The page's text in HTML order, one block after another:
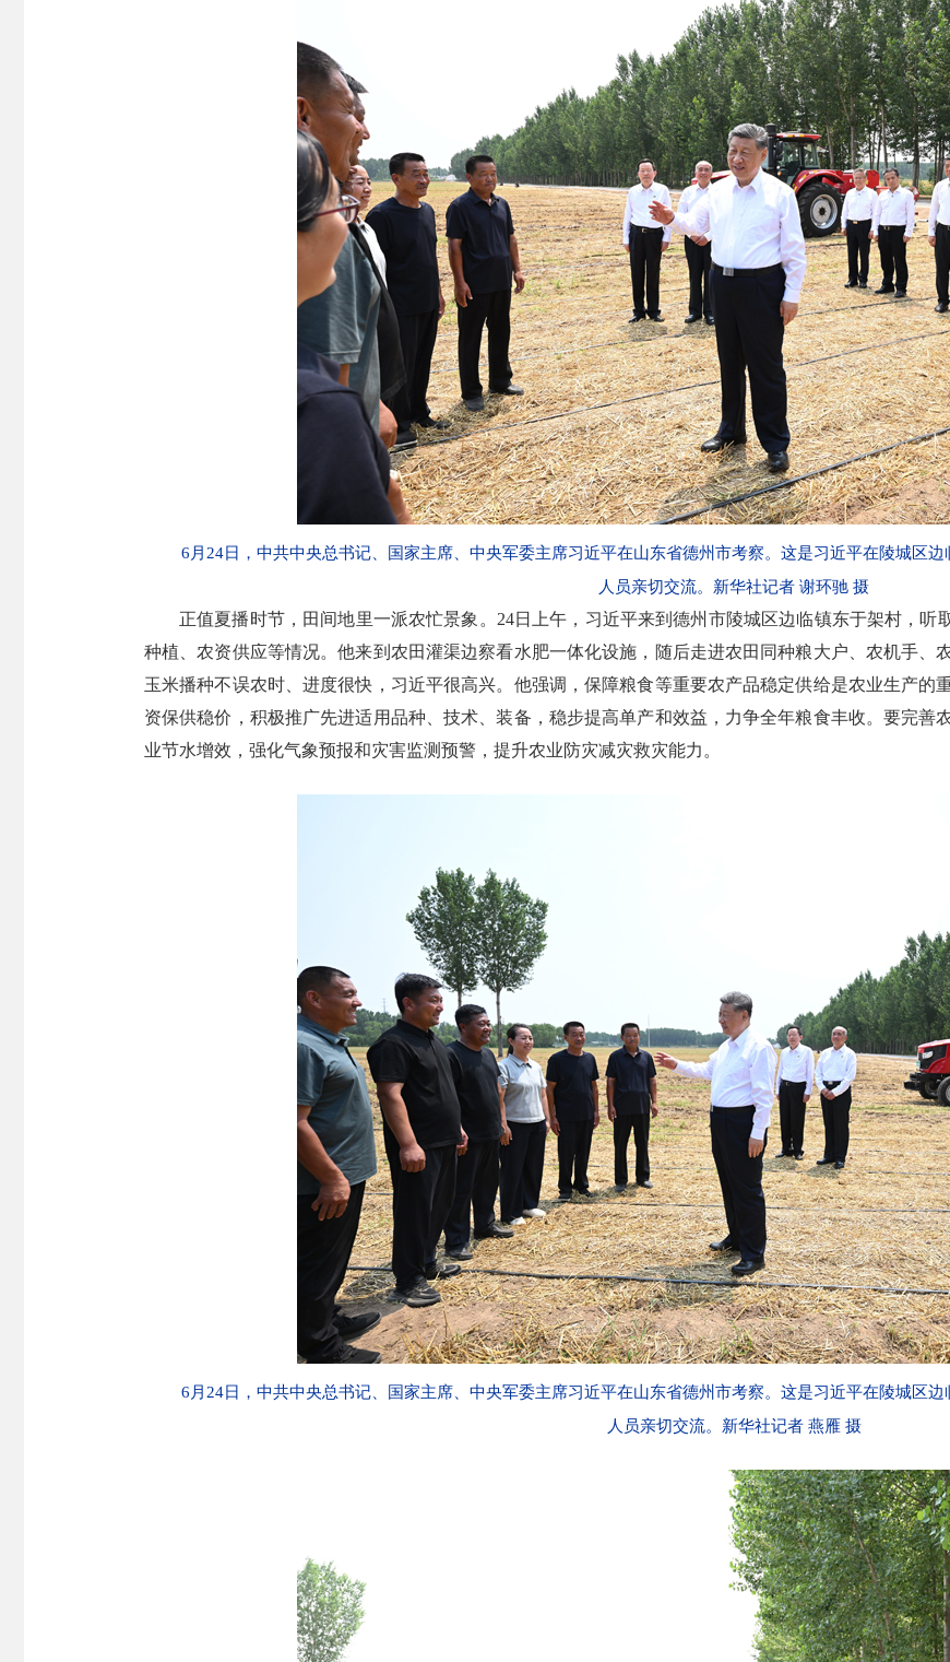
6月24日，中共中央总书记、国家主席、中央军委主席习近平在山东省德州市考察。这是习近平在陵城区
人员亲切交流。新华社记者 谢环驰 摄
正值夏播时节，田间地里一派农忙景象。24日上午，习近平来到德州市陵城区边临镇东于架村，听
种植、农资供应等情况。他来到农田灌渠边察看水肥一体化设施，随后走进农田同种粮大户、农机手、
玉米播种不误农时、进度很快，习近平很高兴。他强调，保障粮食等重要农产品稳定供给是农业生产的
资保供稳价，积极推广先进适用品种、技术、装备，稳步提高单产和效益，力争全年粮食丰收。要完善
业节水增效，强化气象预报和灾害监测预警，提升农业防灾减灾救灾能力。
6月24日，中共中央总书记、国家主席、中央军委主席习近平在山东省德州市考察。这是习近平在陵城区
人员亲切交流。新华社记者 燕雁 摄